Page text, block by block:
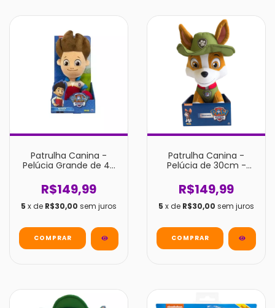
Patrulha Canina -
Pelúcia Grande de 45
R$149,99
5 x de R$30,00 sem juros
Patrulha Canina -
Pelúcia de 30cm -
R$149,99
5 x de R$30,00 sem juros